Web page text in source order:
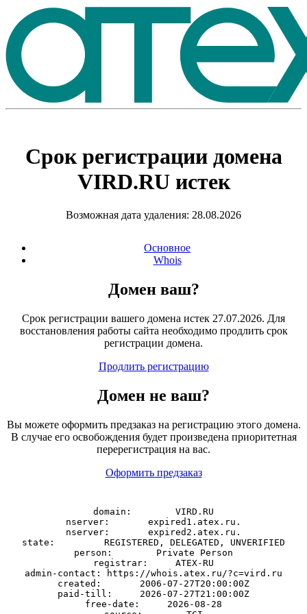
Срок регистрации домена
VIRD.RUистек
Возможная дата удаления: 28.08.2026
Основное
Whois
Домен ваш?
Срок регистрации вашего домена истек 27.07.2026. Для
восстановления работы сайта необходимо продлить срок
регистрации домена.
Продлить регистрацию
Домен не ваш?
Вы можете оформить предзаказ на регистрацию этого домена.
В случае его освобождения будет произведена приоритетная
перерегистрация на вас.
Оформить предзаказ
domain:        VIRD.RU
nserver:       expired1.atex.ru.
nserver:       expired2.atex.ru.
state:         REGISTERED, DELEGATED, UNVERIFIED
person:        Private Person
registrar:     ATEX-RU
admin-contact: https://whois.atex.ru/?c=vird.ru
created:       2006-07-27T20:00:00Z
paid-till:     2026-07-27T21:00:00Z
free-date:     2026-08-28